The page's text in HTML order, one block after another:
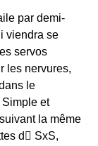
par demi-
viendra se
servos
les nervures,
le
Simple et
la même
d􀀥 SxS,